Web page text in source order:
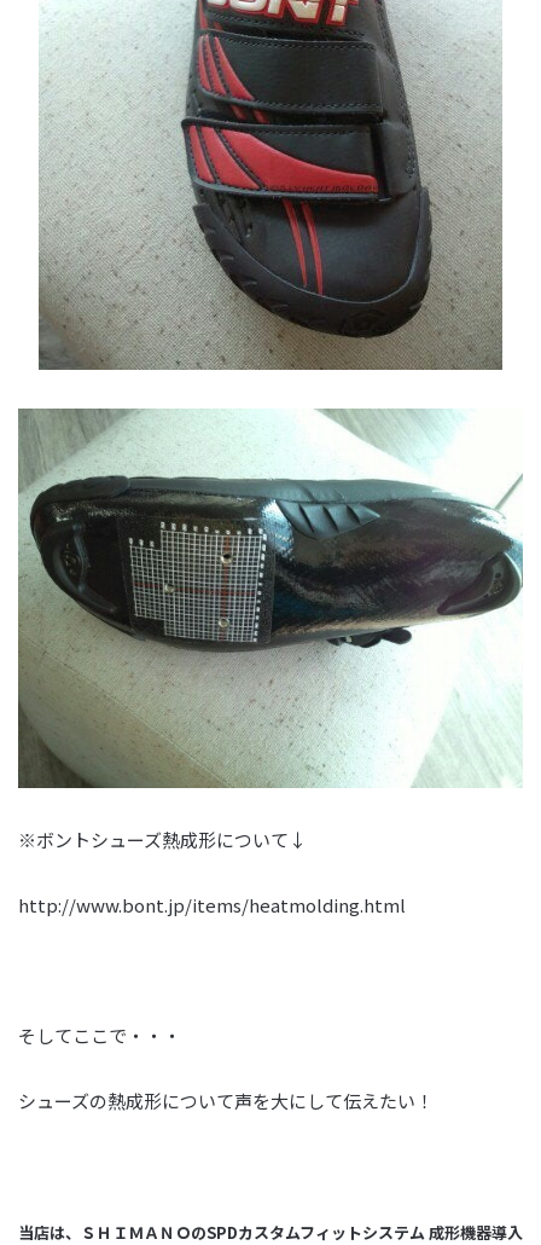
※ボントシューズ熱成形について↓
http://www.bont.jp/items/heatmolding.html
そしてここで・・・
シューズの熱成形について声を大にして伝えたい！
当店は、ＳＨＩＭＡＮＯのSPDカスタムフィットシステム 成形機器導入